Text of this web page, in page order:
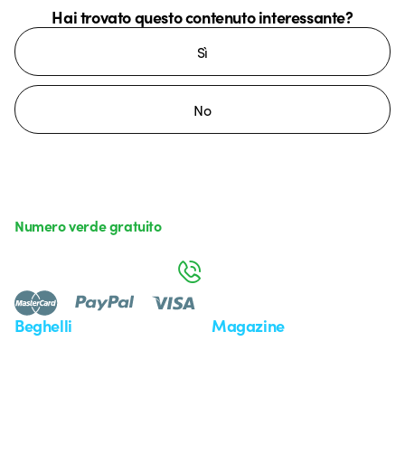
Hai trovato questo contenuto interessante?
Sì
No
Beghelli Magazine
Numero verde gratuito